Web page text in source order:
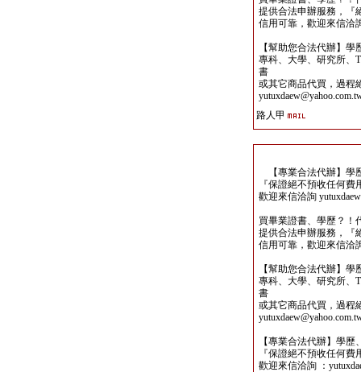
提供合法申辦服務，『
信用可靠，歡迎來信洽
【幫助您合法代辦】
專科、大學、研究所、
書
或其它商品代買，過程
路人甲
【專業合法代辦】學
『保證絕不預收任何
歡迎來信洽詢
買畢業證書、學歷？！
提供合法申辦服務，『
信用可靠，歡迎來信洽
【幫助您合法代辦】
專科、大學、研究所、
書
或其它商品代買，過程
【專業合法代辦】學
『保證絕不預收任何
歡迎來信洽詢 ：